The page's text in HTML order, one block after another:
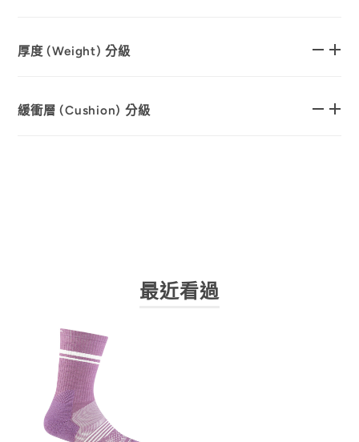
厚度 (Weight) 分級
緩衝層 (Cushion) 分級
最近看過